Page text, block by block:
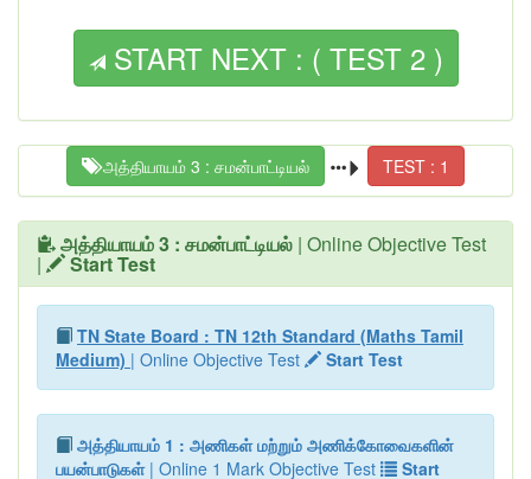
START NEXT : ( TEST 2 )
அத்தியாயம் 3 : சமன்பாட்டியல் TEST : 1
அத்தியாயம் 3 : சமன்பாட்டியல் | Online Objective Test
| Start Test
TN State Board : TN 12th Standard (Maths Tamil
Medium) | Online Objective Test Start Test
அத்தியாயம் 1 : அணிகள் மற்றும் அணிக்கோவைகளின்
பயன்பாடுகள்| Online 1 Mark Objective Test Start